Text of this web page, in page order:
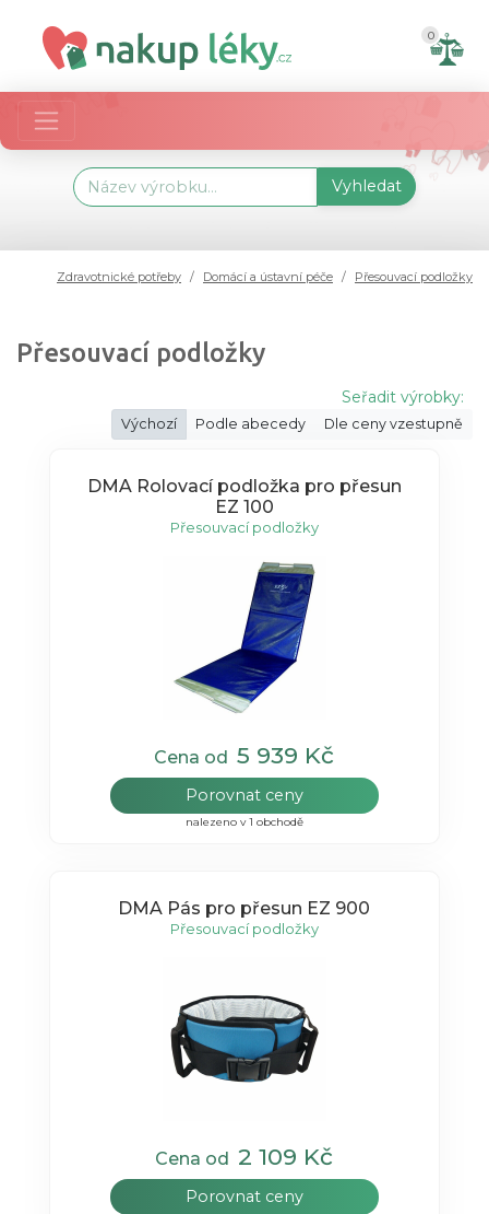
0
Vyhledat
Zdravotnické potřeby Domácí a ústavní péče Přesouvací podložky
Přesouvací podložky
Seřadit výrobky:
Výchozí Podle abecedy Dle ceny vzestupně
DMA Rolovací podložka pro přesun
EZ 100
Přesouvací podložky
Cena od5 939 Kč
Porovnat ceny
nalezeno v 1 obchodě
DMA Pás pro přesun EZ 900
Přesouvací podložky
Cena od2 109 Kč
Porovnat ceny